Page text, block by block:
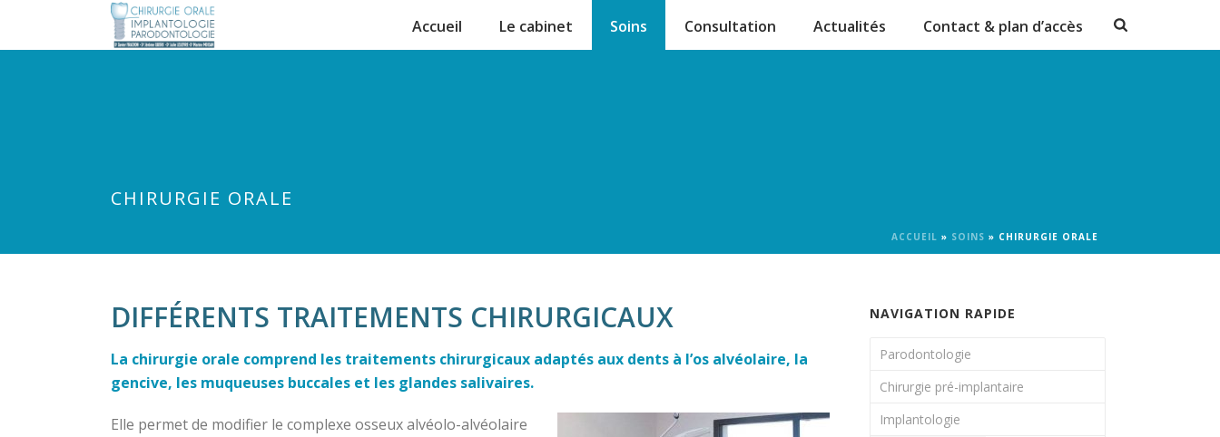
acheter levitra generique 10 mg pas cher
levitra en pharmacie
Accueil Le cabinet Soins Consultation Actualités Contact & plan d’accès
CHIRURGIE ORALE
ACCUEIL » SOINS » CHIRURGIE ORALE
DIFFÉRENTS TRAITEMENTS CHIRURGICAUX
La chirurgie orale comprend les traitements chirurgicaux adaptés aux dents à l’os alvéolaire, la
gencive, les muqueuses buccales et les glandes salivaires.
Elle permet de modifier le complexe osseux alvéolo-alvéolaire
NAVIGATION RAPIDE
Parodontologie
Chirurgie pré-implantaire
Implantologie